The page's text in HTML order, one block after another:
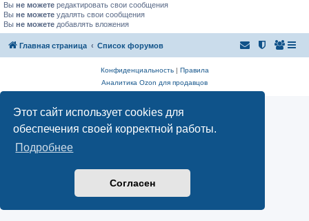
Этот сайт использует cookies для
обеспечения своей корректной работы.
Подробнее
Согласен
Вы не можете редактировать свои сообщения
Вы не можете удалять свои сообщения
Вы не можете добавлять вложения
Главная страница Список форумов
Конфиденциальность| Правила
Аналитика Ozon для продавцов